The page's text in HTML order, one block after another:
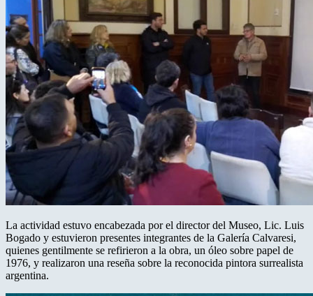
La actividad estuvo encabezada por el director del Museo, Lic. Luis
Bogado y estuvieron presentes integrantes de la Galería Calvaresi,
quienes gentilmente se refirieron a la obra, un óleo sobre papel de
1976, y realizaron una reseña sobre la reconocida pintora surrealista
argentina.